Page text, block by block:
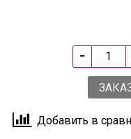
Добавить в